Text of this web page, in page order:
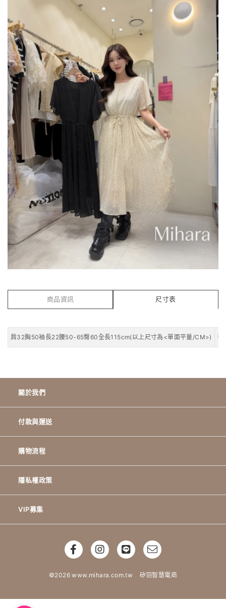
商品資訊 尺寸表
肩32胸50袖長22腰50-65臀60全長115cm(以上尺寸為<單面平量/CM>) 有
關於我們
付款與運送
購物流程
隱私權政策
VIP募集
©2026 www.mihara.com.tw 矽羽智慧電商